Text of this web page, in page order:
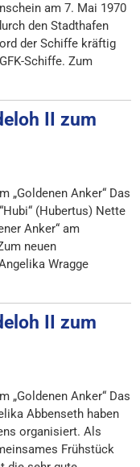
am 7. Mai 1970
den Stadthafen
der Schiffe kräftig
Schiffe. Zum
II zum
„Goldenen Anker“ Das
(Hubertus) Nette
Anker“ am
neuen
Wragge
II zum
„Goldenen Anker“ Das
Abbenseth haben
organisiert. Als
Frühstück